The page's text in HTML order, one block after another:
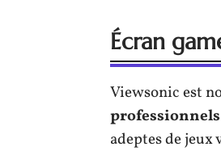
Écran
Viewsonic est
professionnels
adeptes de jeux